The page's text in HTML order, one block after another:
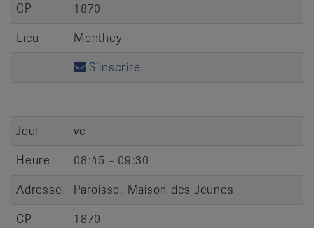
CP
1870
Lieu
Monthey
S’inscrire
Jour
ve
Heure
08:45 - 09:30
Adresse
Paroisse, Maison des Jeunes
CP
1870